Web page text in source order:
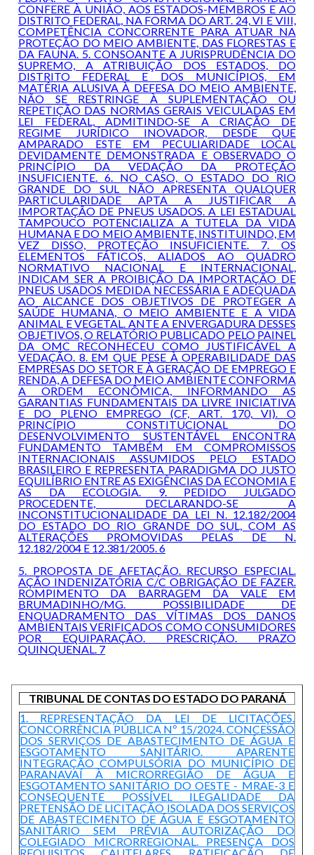
CONFERE À UNIÃO, AOS ESTADOS-MEMBROS E AO
DISTRITO FEDERAL, NA FORMA DO ART. 24, VI E VIII,
COMPETÊNCIA CONCORRENTE PARA ATUAR NA
PROTEÇÃO DO MEIO AMBIENTE, DAS FLORESTAS E
DA FAUNA. 5. CONSOANTE A JURISPRUDÊNCIA DO
SUPREMO, A ATRIBUIÇÃO DOS ESTADOS, DO
DISTRITO FEDERAL E DOS MUNICÍPIOS, EM
MATÉRIA ALUSIVA À DEFESA DO MEIO AMBIENTE,
NÃO SE RESTRINGE À SUPLEMENTAÇÃO OU
REPETIÇÃO DAS NORMAS GERAIS VEICULADAS EM
LEI FEDERAL, ADMITINDO-SE A CRIAÇÃO DE
REGIME JURÍDICO INOVADOR, DESDE QUE
AMPARADO ESTE EM PECULIARIDADE LOCAL
DEVIDAMENTE DEMONSTRADA E OBSERVADO O
PRINCÍPIO DA VEDAÇÃO DA PROTEÇÃO
INSUFICIENTE. 6. NO CASO, O ESTADO DO RIO
GRANDE DO SUL NÃO APRESENTA QUALQUER
PARTICULARIDADE APTA A JUSTIFICAR A
IMPORTAÇÃO DE PNEUS USADOS. A LEI ESTADUAL
TAMPOUCO POTENCIALIZA A TUTELA DA VIDA
HUMANA E DO MEIO AMBIENTE, INSTITUINDO, EM
VEZ DISSO, PROTEÇÃO INSUFICIENTE. 7. OS
ELEMENTOS FÁTICOS, ALIADOS AO QUADRO
NORMATIVO NACIONAL E INTERNACIONAL,
INDICAM SER A PROIBIÇÃO DA IMPORTAÇÃO DE
PNEUS USADOS MEDIDA NECESSÁRIA E ADEQUADA
AO ALCANCE DOS OBJETIVOS DE PROTEGER A
SAÚDE HUMANA, O MEIO AMBIENTE E A VIDA
ANIMAL E VEGETAL. ANTE A ENVERGADURA DESSES
OBJETIVOS, O RELATÓRIO PUBLICADO PELO PAINEL
DA OMC RECONHECEU COMO JUSTIFICÁVEL A
VEDAÇÃO. 8. EM QUE PESE À OPERABILIDADE DAS
EMPRESAS DO SETOR E À GERAÇÃO DE EMPREGO E
RENDA, A DEFESA DO MEIO AMBIENTE CONFORMA
A ORDEM ECONÔMICA, INFORMANDO AS
GARANTIAS FUNDAMENTAIS DA LIVRE INICIATIVA
E DO PLENO EMPREGO (CF, ART. 170, VI). O
PRINCÍPIO CONSTITUCIONAL DO
DESENVOLVIMENTO SUSTENTÁVEL ENCONTRA
FUNDAMENTO TAMBÉM EM COMPROMISSOS
INTERNACIONAIS ASSUMIDOS PELO ESTADO
BRASILEIRO E REPRESENTA PARADIGMA DO JUSTO
EQUILÍBRIO ENTRE AS EXIGÊNCIAS DA ECONOMIA E
AS DA ECOLOGIA. 9. PEDIDO JULGADO
PROCEDENTE, DECLARANDO-SE A
INCONSTITUCIONALIDADE DA LEI N. 12.182/2004
DO ESTADO DO RIO GRANDE DO SUL, COM AS
ALTERAÇÕES PROMOVIDAS PELAS DE N.
12.182/2004 E 12.381/2005. 6
5. PROPOSTA DE AFETAÇÃO. RECURSO ESPECIAL.
AÇÃO INDENIZATÓRIA C/C OBRIGAÇÃO DE FAZER.
ROMPIMENTO DA BARRAGEM DA VALE EM
BRUMADINHO/MG. POSSIBILIDADE DE
ENQUADRAMENTO DAS VÍTIMAS DOS DANOS
AMBIENTAIS VERIFICADOS COMO CONSUMIDORES
POR EQUIPARAÇÃO. PRESCRIÇÃO. PRAZO
QUINQUENAL. 7
TRIBUNAL DE CONTAS DO ESTADO DO PARANÁ
1. REPRESENTAÇÃO DA LEI DE LICITAÇÕES.
CONCORRÊNCIA PÚBLICA Nº 15/2024. CONCESSÃO
DOS SERVIÇOS DE ABASTECIMENTO DE ÁGUA E
ESGOTAMENTO SANITÁRIO. APARENTE
INTEGRAÇÃO COMPULSÓRIA DO MUNICÍPIO DE
PARANAVAÍ À MICRORREGIÃO DE ÁGUA E
ESGOTAMENTO SANITÁRIO DO OESTE - MRAE-3 E
CONSEQUENTE POSSÍVEL ILEGALIDADE DA
PRETENSÃO DE LICITAÇÃO ISOLADA DOS SERVIÇOS
DE ABASTECIMENTO DE ÁGUA E ESGOTAMENTO
SANITÁRIO SEM PRÉVIA AUTORIZAÇÃO DO
COLEGIADO MICRORREGIONAL. PRESENÇA DOS